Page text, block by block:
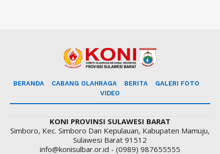
BERANDA CABANG OLAHRAGA BERITA
GALERI FOTO
VIDEO
KONI PROVINSI SULAWESI BARAT
Simboro, Kec. Simboro Dan Kepulauan, Kabupaten Mamuju,
Sulawesi Barat 91512
info@konisulbar.or.id - (0989) 987655555